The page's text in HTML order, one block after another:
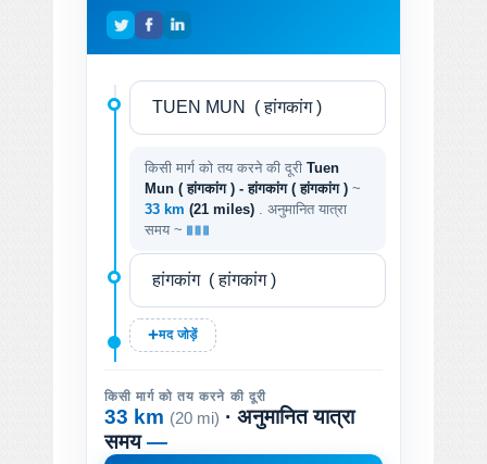
किसी मार्ग को तय करने की दूरी Tuen
Mun ( हांगकांग ) - हांगकांग ( हांगकांग ) ~
33 km (21 miles)
. अनुमानित यात्रा
समय ~
मद जोड़ें
किसी मार्ग को तय करने की दूरी
33 km (20 mi) · अनुमानित यात्रा
समय—